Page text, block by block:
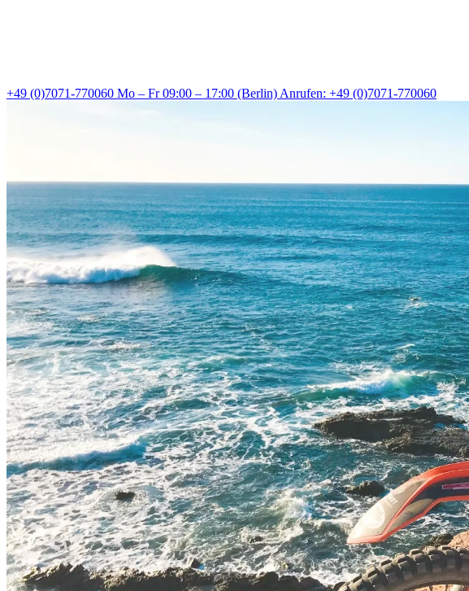
+49 (0)7071-770060 Mo – Fr 09:00 – 17:00 (Berlin) Anrufen: +49 (0)7071-770060